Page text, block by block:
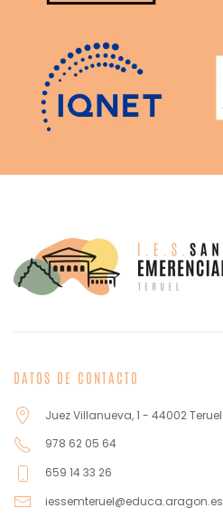
DATOS DE CONTACTO
Juez Villanueva, 1 - 44002 Teruel
978 62 05 64
659 14 33 26
iessemteruel@educa.aragon.es